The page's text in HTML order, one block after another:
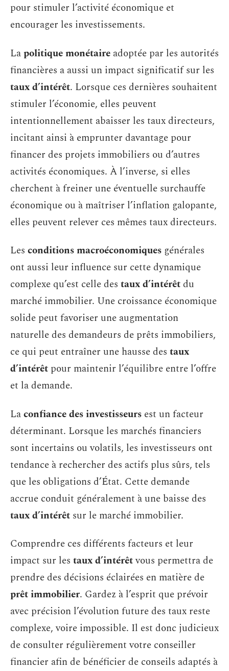
pour stimuler l’activité économique et
encourager les investissements.
Lapolitique monétaire adoptée par les autorités
financières a aussi un impact significatif sur les
taux d’intérêt. Lorsque ces dernières souhaitent
stimuler l’économie, elles peuvent
intentionnellement abaisser les taux directeurs,
incitant ainsi à emprunter davantage pour
financer des projets immobiliers ou d’autres
activités économiques. À l’inverse, si elles
cherchent à freiner une éventuelle surchauffe
économique ou à maîtriser l’inflation galopante,
elles peuvent relever ces mêmes taux directeurs.
Les conditions macroéconomiques générales
ont aussi leur influence sur cette dynamique
complexe qu’est celle des taux d’intérêtdu
marché immobilier. Une croissance économique
solide peut favoriser une augmentation
naturelle des demandeurs de prêts immobiliers,
ce qui peut entraîner une hausse des taux
d’intérêt pour maintenir l’équilibre entre l’offre
et la demande.
Laconfiance des investisseurs est un facteur
déterminant. Lorsque les marchés financiers
sont incertains ou volatils, les investisseurs ont
tendance à rechercher des actifs plus sûrs, tels
que les obligations d’État. Cette demande
accrue conduit généralement à une baisse des
taux d’intérêt sur le marché immobilier.
Comprendre ces différents facteurs et leur
impact sur les taux d’intérêtvous permettra de
prendre des décisions éclairées en matière de
prêt immobilier. Gardez à l’esprit que prévoir
avec précision l’évolution future des taux reste
complexe, voire impossible. Il est donc judicieux
de consulter régulièrement votre conseiller
financier afin de bénéficier de conseils adaptés à